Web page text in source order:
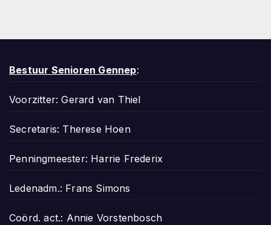
Bestuur Senioren Gennep:
Voorzitter: Gerard van Thiel
Secretaris: Therese Hoen
Penningmeester: Harrie Frederix
Ledenadm.: Frans Simons
Coörd. act.: Annie Vorstenbosch